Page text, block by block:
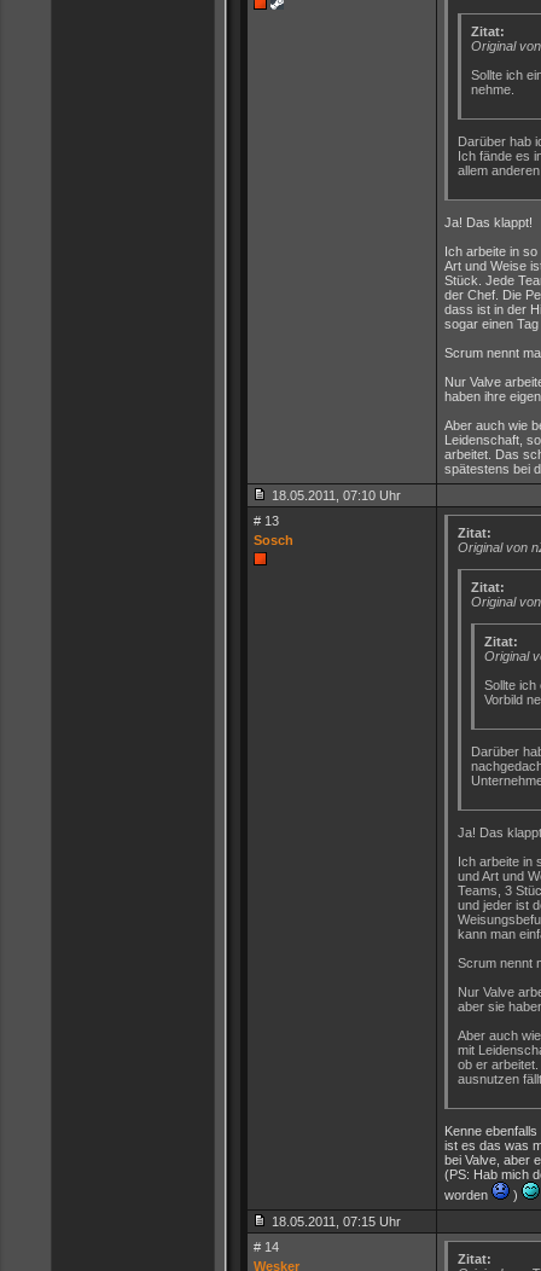
Zitat:
Original
Sollte ich
nehme.
Darüber hab
Ich fände es
allem
Ja! Das klappt!
Ich arbeite in
Art und Weise
Stück. Jede
der Chef. Die
dass ist in der
sogar einen
Scrum nennt
Nur Valve
haben ihre
Aber auch wie
Leidenschaft,
arbeitet. Das
spätestens bei
18.05.2011, 07:10 Uhr
# 13
Sosch
Zitat:
Original von
Zitat:
Original
Zitat:
Original
Sollte ich
Vorbild
Darüber
Ja! Das
Ich arbeite in
und Art und
Teams, 3
und jeder ist
kann man
Scrum nennt
Nur Valve
aber sie
Aber auch
mit
ob er
ausnutzen
Kenne
ist es das was
bei Valve, aber
(PS: Hab mich
worden
)
18.05.2011, 07:15 Uhr
# 14
Wesker
Zitat: